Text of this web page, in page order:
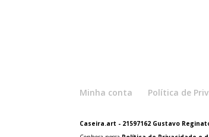
Minha conta Política de
Caseira.art - 21597162 Gustavo